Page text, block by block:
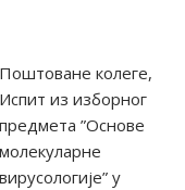
Поштоване колеге,
Испит из изборног
предмета ”Основе
молекуларне
вирусологије” у